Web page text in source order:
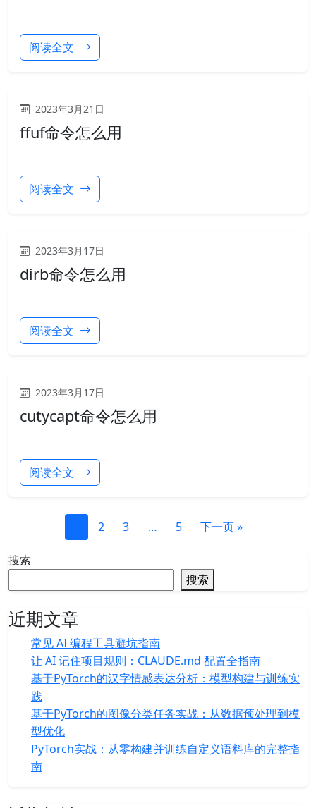
阅读全文
2023年3月21日
ffuf命令怎么用
阅读全文
2023年3月17日
dirb命令怎么用
阅读全文
2023年3月17日
cutycapt命令怎么用
阅读全文
2 3 … 5 下一页 »
搜索
搜索
近期文章
常见 AI 编程工具避坑指南
让 AI 记住项目规则：CLAUDE.md 配置全指南
基于PyTorch的汉字情感表达分析：模型构建与训练实
践
基于PyTorch的图像分类任务实战：从数据预处理到模
型优化
PyTorch实战：从零构建并训练自定义语料库的完整指
南